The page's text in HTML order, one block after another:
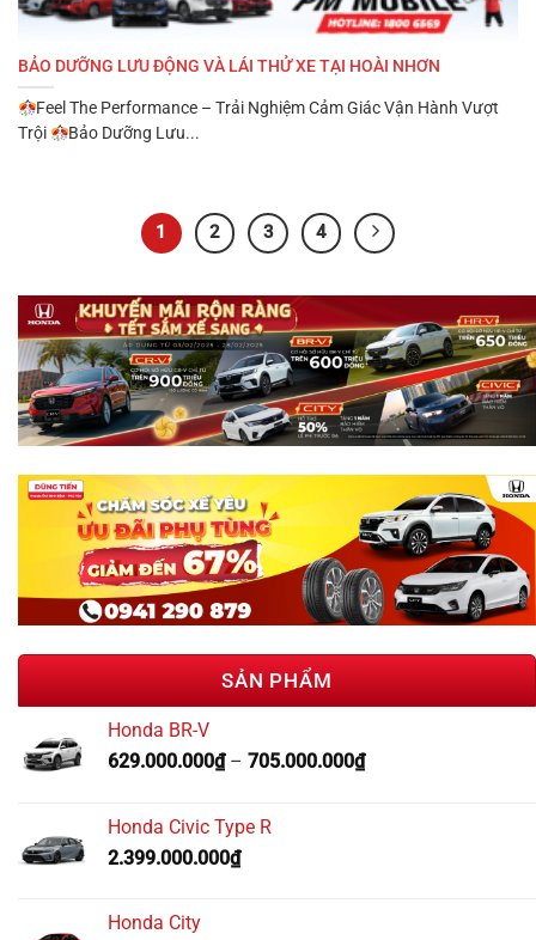
SẢN PHẨM
Honda BR-V
629.000.000₫– 705.000.000₫
Honda Civic Type R
2.399.000.000₫
Honda City
BẢO DƯỠNG LƯU ĐỘNG VÀ LÁI THỬ XE TẠI HOÀI NHƠN
Feel The Performance – Trải Nghiệm Cảm Giác Vận Hành Vượt
Trội
Bảo Dưỡng Lưu...
1 2 3 4